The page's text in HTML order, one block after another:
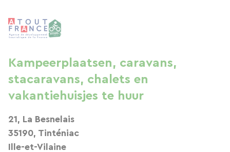
Kampeerplaatsen, caravans,
stacaravans, chalets en
vakantiehuisjes te huur
21, La Besnelais
35190, Tinténiac
Ille-et-Vilaine